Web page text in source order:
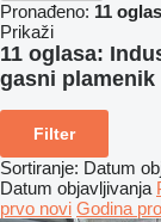
Pronađeno: 11
Prikaži
11 oglasa:
gasni plamenik
Filter
Sortiranje: Datum
Datum objavljivanja
prvo novi Godina